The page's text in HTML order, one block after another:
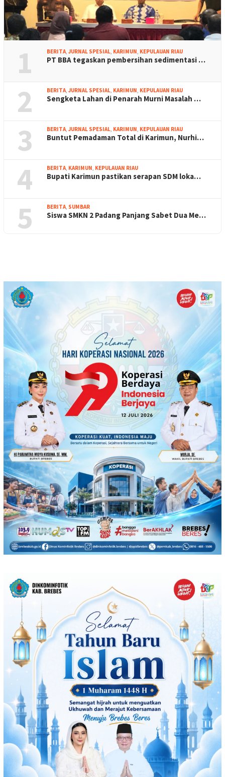
1 BERITA JURNAL SPESIAL KARIMUN KEPULAUAN RIAU
PT BBA tegaskan pembersihan sedimentasi …
2 BERITA JURNAL SPESIAL KARIMUN KEPULAUAN RIAU
Sengketa Lahan di Penarah Murni Masalah …
3 BERITA JURNAL SPESIAL KARIMUN KEPULAUAN RIAU
Buntut Pemadaman Total di Karimun, Nurhi…
4 BERITA KARIMUN KEPULAUAN RIAU
Bupati Karimun pastikan serapan SDM loka…
5 BERITA SUMBAR
Siswa SMKN 2 Padang Panjang Sabet Dua Me…